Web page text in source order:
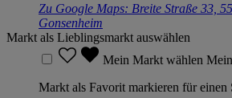
Zu Google Maps: Breite Straße 33,
Gonsenheim
Markt als Lieblingsmarkt auswählen
Mein Markt wählen
Markt als Favorit markieren für